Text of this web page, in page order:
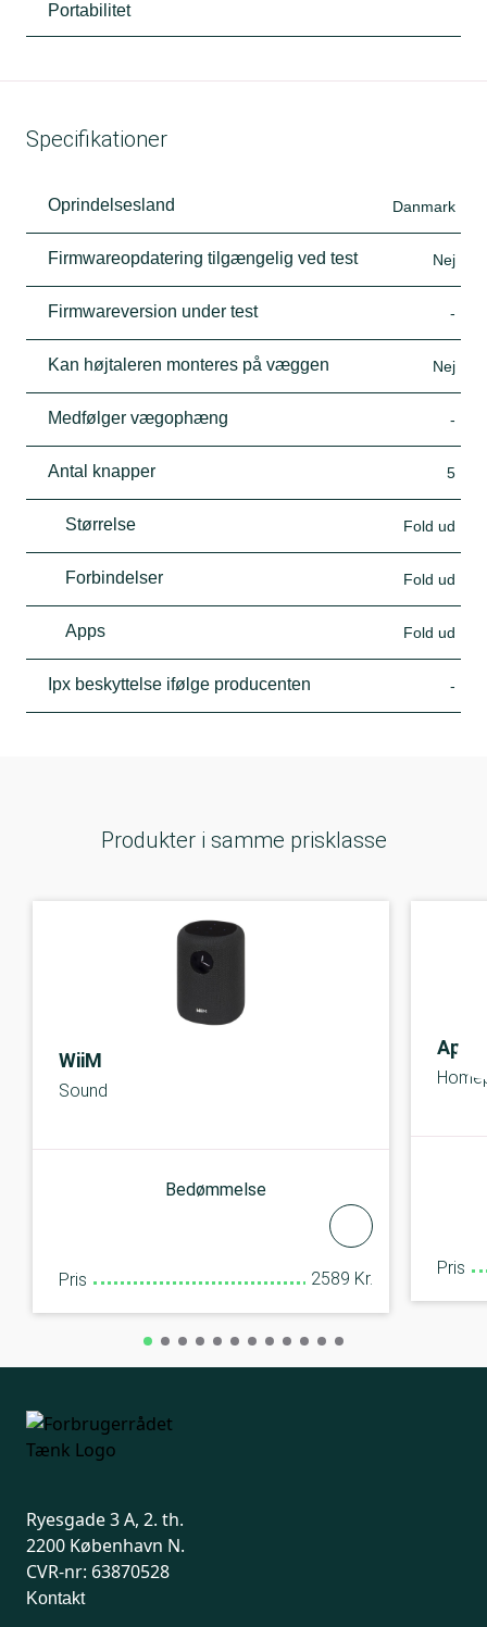
Portabilitet
Specifikationer
Oprindelsesland Danmark
Firmwareopdatering tilgængelig ved test Nej
Firmwareversion under test -
Kan højtaleren monteres på væggen Nej
Medfølger vægophæng -
Antal knapper 5
Størrelse Fold ud
Forbindelser Fold ud
Apps Fold ud
Ipx beskyttelse ifølge producenten -
Produkter i samme prisklasse
WiiM
Sound
Bedømmelse
Pris 2589 Kr.
Apple
Pris
Ryesgade 3 A, 2. th.
2200 København N.
CVR-nr: 63870528
Kontakt